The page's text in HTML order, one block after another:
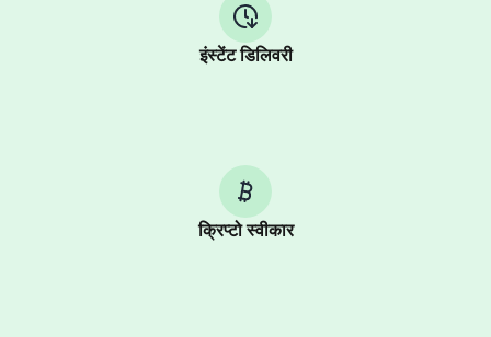
इंस्टेंट डिलिवरी
क्रिप्टो स्वीकार